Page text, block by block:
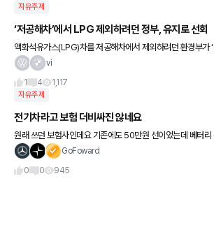
자유주제
‘저공해차’에서 LPG 제외하려던 정부, 유지로 선회
액화석유가스(LPG)차를 저공해차에서 제외하려던 환경부가 ‘
했다. 미세먼지 저감에 기여한 LPG차를 저공해차로 남겨둬야
vi
1
4 1,117
자유주제
전기차라고 보험 더비싸진 않네요
원래 쓰던 보험사인데요 기존에도 50만원 선이었는데 베터리
은 안보여서 안넣었지만 크게 더 비싸지지는 않네요
GoFoward
0
0 945